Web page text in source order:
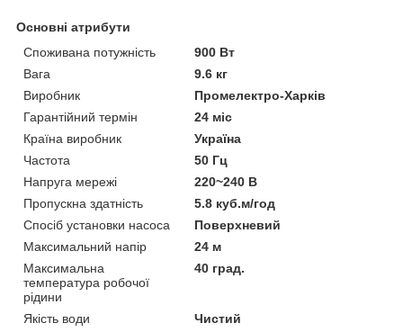
Основні атрибути
Споживана потужність
900 Вт
Вага
9.6 кг
Виробник
Промелектро-Харків
Гарантійний термін
24 міс
Країна виробник
Україна
Частота
50 Гц
Напруга мережі
220~240 В
Пропускна здатність
5.8 куб.м/год
Спосіб установки насоса
Поверхневий
Максимальний напір
24 м
Максимальна
температура робочої
рідини
40 град.
Якість води
Чистий